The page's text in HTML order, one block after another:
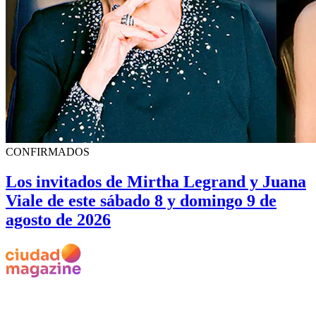
CONFIRMADOS
Los invitados de Mirtha Legrand y Juana
Viale de este sábado 8 y domingo 9 de
agosto de 2026